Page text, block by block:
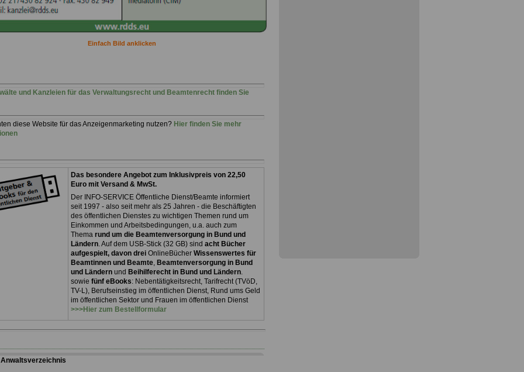
Einfach Bild anklicken
und Kanzleien für das Verwaltungsrecht und Beamtenrecht finden Sie
diese Website für das Anzeigenmarketing nutzen? Hier finden Sie mehr
Das besondere Angebot zum Inklusivpreis von 22,50
Euro mit Versand & MwSt.
Der INFO-SERVICE Öffentliche Dienst/Beamte informiert
seit 1997 - also seit mehr als 25 Jahren - die Beschäftigten
des öffentlichen Dienstes zu wichtigen Themen rund um
Einkommen und Arbeitsbedingungen, u.a. auch zum
Thema rund um die Beamtenversorgung in Bund und
Ländern. Auf dem USB-Stick (32 GB) sind acht Bücher
aufgespielt, davon drei OnlineBücher Wissenswertes für
Beamtinnen und Beamte, Beamtenversorgung in Bund
und Ländern und Beihilferecht in Bund und Ländern.
sowie fünf eBooks: Nebentätigkeitsrecht, Tarifrecht (TVöD,
TV-L), Berufseinstieg im öffentlichen Dienst, Rund ums Geld
im öffentlichen Sektor und Frauen im öffentlichen Dienst
>>>Hier zum Bestellformular
Anwaltsverzeichnis